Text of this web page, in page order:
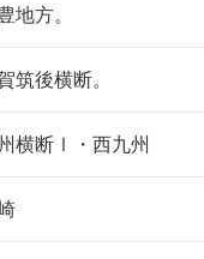
地方。
筑後横断。
横断Ⅰ・西九州